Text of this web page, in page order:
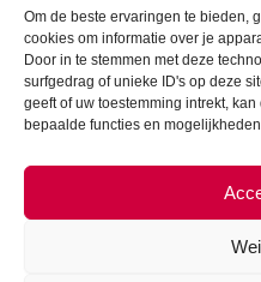
Om de beste ervaringen te bieden,
cookies om informatie over je
Door in te stemmen met deze
surfgedrag of unieke ID's op deze
geeft of uw toestemming intrekt,
bepaalde functies en
Algemene